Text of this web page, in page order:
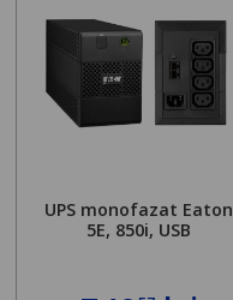
UPS monofazat Eaton
5E, 850i, USB